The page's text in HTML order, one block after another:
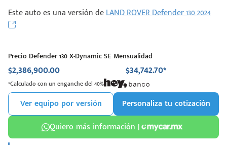
Este auto es una versión deLAND ROVER Defender 130 2024
Precio Defender 130 X-Dynamic SE
$2,386,900.00
Mensualidad
$34,742.70*
*Calculado con un enganche del 40%
Ver equipo por versión
Personaliza tu cotización
Quiero más información |